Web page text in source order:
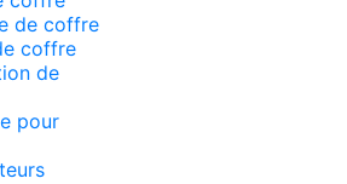
de coffre
coffre
de
pour